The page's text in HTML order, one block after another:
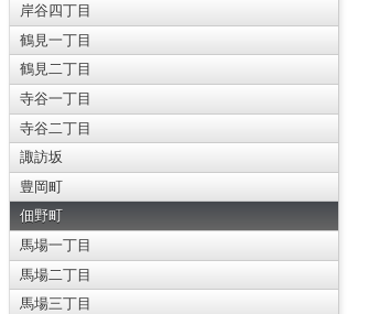
岸谷四丁目
鶴見一丁目
鶴見二丁目
寺谷一丁目
寺谷二丁目
諏訪坂
豊岡町
佃野町
馬場一丁目
馬場二丁目
馬場三丁目